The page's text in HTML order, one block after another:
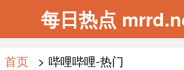
每日热点
首页 > 哔哩哔哩-热门